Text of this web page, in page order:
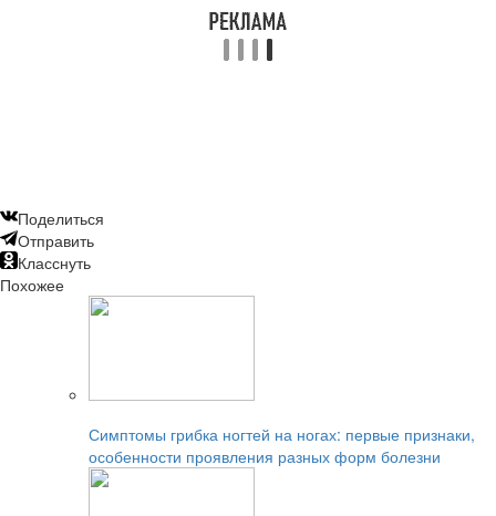
Поделиться
Отправить
Класснуть
Похожее
Симптомы грибка ногтей на ногах: первые признаки,
особенности проявления разных форм болезни